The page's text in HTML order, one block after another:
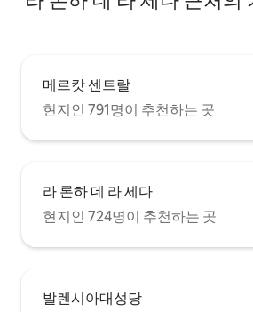
메르캇 센트랄
현지인 791명이 추천하는 곳
라 론하 데 라 세다
현지인 724명이 추천하는 곳
발렌시아대성당